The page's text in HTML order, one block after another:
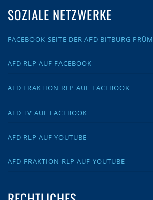
SOZIALE NETZWERKE
FACEBOOK-SEITE DER AFD BITBURG PRÜM
AFD RLP AUF FACEBOOK
AFD FRAKTION RLP AUF FACEBOOK
AFD TV AUF FACEBOOK
AFD RLP AUF YOUTUBE
AFD-FRAKTION RLP AUF YOUTUBE